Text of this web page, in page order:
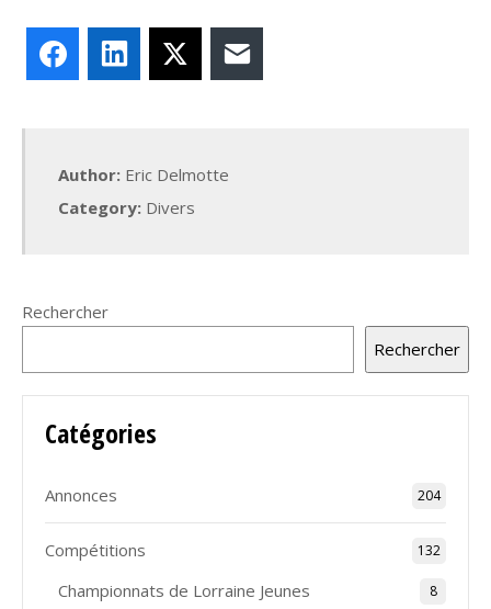
FacebookLinkedIn
Author: Eric Delmotte
Category: Divers
Rechercher
Rechercher
Catégories
Annonces 204
Compétitions 132
Championnats de Lorraine Jeunes 8